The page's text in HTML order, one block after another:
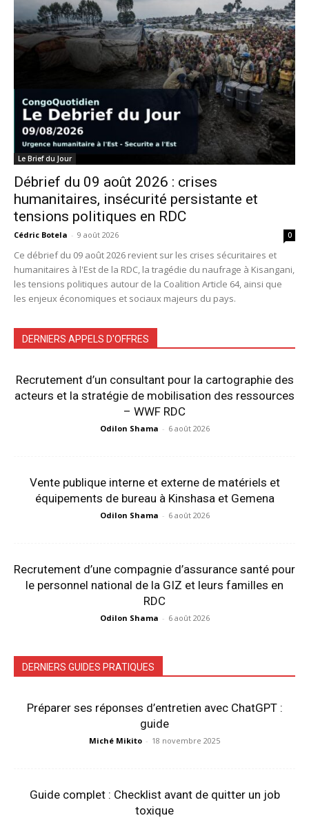
Le Brief du Jour
Débrief du 09 août 2026 : crises
humanitaires, insécurité persistante et
tensions politiques en RDC
Cédric Botela - 9 août 2026 0
Ce débrief du 09 août 2026 revient sur les crises sécuritaires et
humanitaires à l'Est de la RDC, la tragédie du naufrage à Kisangani,
les tensions politiques autour de la Coalition Article 64, ainsi que
les enjeux économiques et sociaux majeurs du pays.
DERNIERS APPELS D'OFFRES
Recrutement d’un consultant pour la cartographie des
acteurs et la stratégie de mobilisation des ressources
– WWF RDC
Odilon Shama - 6 août 2026
Vente publique interne et externe de matériels et
équipements de bureau à Kinshasa et Gemena
Odilon Shama - 6 août 2026
Recrutement d’une compagnie d’assurance santé pour
le personnel national de la GIZ et leurs familles en
RDC
Odilon Shama - 6 août 2026
DERNIERS GUIDES PRATIQUES
Préparer ses réponses d’entretien avec ChatGPT :
guide
Miché Mikito - 18 novembre 2025
Guide complet : Checklist avant de quitter un job
toxique